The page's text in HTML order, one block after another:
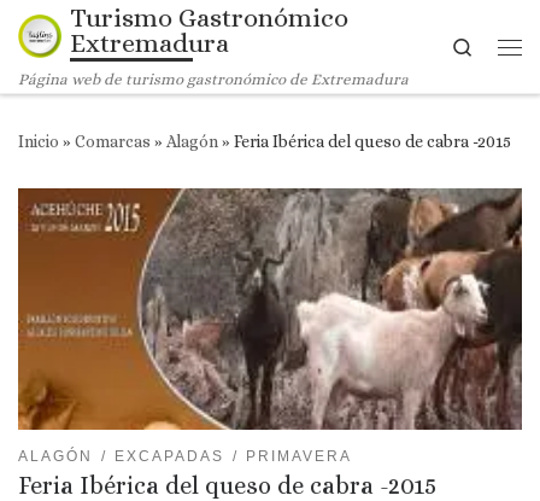
Saltar al contenido
Turismo Gastronómico
Extremadura
Página web de turismo gastronómico de Extremadura
Search
Inicio » Comarcas » Alagón » Feria Ibérica del queso de cabra -2015
ALAGÓN EXCAPADAS PRIMAVERA
Feria Ibérica del queso de cabra -2015